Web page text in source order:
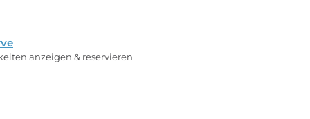
anzeigen & reservieren